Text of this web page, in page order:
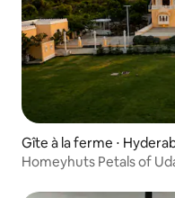
Gîte à la ferme ⋅
Homeyhuts Petals of